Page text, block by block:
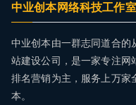
中业创本网络科技工作室
中业创本由一群志同道合的
站建设公司，是一家专注网
排名营销为主，服务上万家
本。